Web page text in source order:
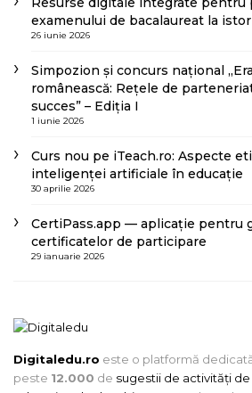
examenului de bacalaureat la
26 iunie 2026
Simpozion și concurs național
românească: Rețele de
succes” – Ediția I
1 iunie 2026
Curs nou pe iTeach.ro: Aspecte
inteligenței artificiale în educație
30 aprilie 2026
CertiPass.app — aplicație pentru
certificatelor de participare
29 ianuarie 2026
Digitaledu.ro este o platformă
peste 12.000 de sugestii de activități